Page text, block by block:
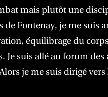
mais plutôt une
de Fontenay, je me
équilibrage du
Je suis allé au forum
je me suis dirigé